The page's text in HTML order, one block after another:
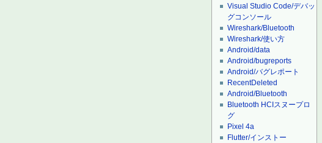
Visual Studio Code/デバッ
グコンソール
Wireshark/Bluetooth
Wireshark/使い方
Android/data
Android/bugreports
Android/バグレポート
RecentDeleted
Android/Bluetooth
Bluetooth HCIスヌープロ
グ
Pixel 4a
Flutter/インストー